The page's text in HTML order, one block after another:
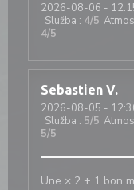
2026-08-06 -
Služba : 4/5
4/5
Sebastien V
2026-08-05 -
Služba : 5/5
5/5
Une × 2 + 1 bon